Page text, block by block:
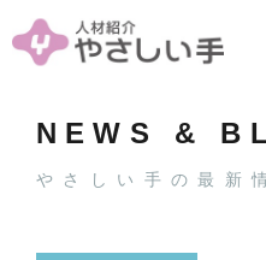
NEWS &
やさしい手の最新